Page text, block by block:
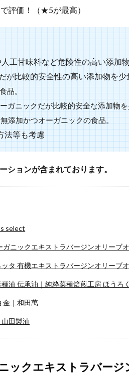
で評価！（★5が最高）
工甘味料など危険性の高い添加
が比較的安全性の高い添加物を
品。
ガニックだが比較的安全な添加物
添加かつオーガニックの食品。
法等も考慮
ションが含まれております。
select
ガニックエキストラバージンオリーブ
タ 有機エキストラバージンオリーブ
油 伝承油｜純粋菜種焙煎工房 ほうろ
金｜和田萬
田製油
ックエキストラバージ